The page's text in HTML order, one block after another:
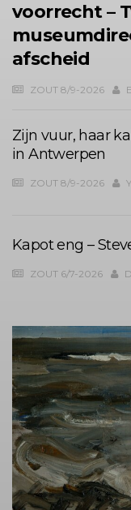
voorrecht –
afscheid
ZOUT 8/9-2026
Zijn vuur, haar
in Antwerpen
ZOUT 8/9-2026
Kapot eng –
ZOUT 6/7-2026